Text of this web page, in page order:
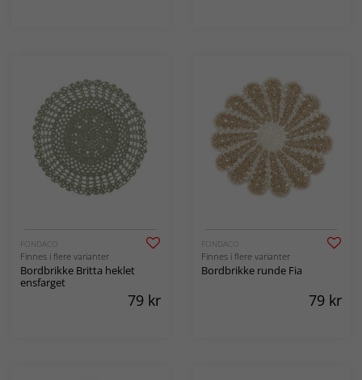
FONDACO
Finnes i flere varianter
Bordbrikke Britta heklet
ensfarget
79 kr
FONDACO
Finnes i flere varianter
Bordbrikke runde Fia
79 kr